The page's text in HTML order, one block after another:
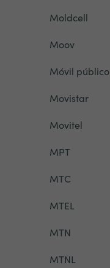
Moldcell
Moov
Móvil público
Movistar
Movitel
MPT
MTC
MTEL
MTN
MTNL